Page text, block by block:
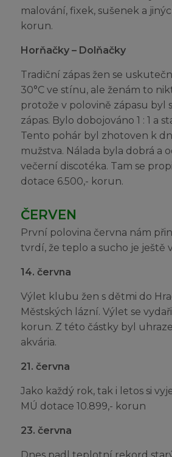
malování, fixek, sušenek a
korun.
Horňačky – Dolňačky
Tradiční zápas žen se
30°C ve stínu, ale ženám to
protože v polovině zápasu byl
zápas. Bylo dobojováno 1 : 1 a
Tento pohár byl zhotoven k
mužstva. Nálada byla dobrá a
večerní discotéka. Tam se
dotace 6.500,- korun.
ČERVEN
První polovina června nám
tvrdí, že teplo a sucho je ještě
14. června
Výlet klubu žen s dětmi do
Městských lázní. Výlet se
korun. Z této částky byl
akvária.
21. června
Jako každý rok, tak i letos si
MÚ dotace 10.899,- korun
23. června